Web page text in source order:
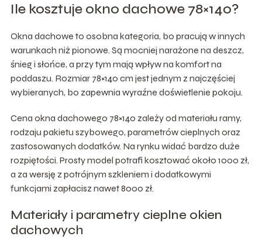
Ile kosztuje okno dachowe 78×140?
Okna dachowe to osobna kategoria, bo pracują w innych
warunkach niż pionowe. Są mocniej narażone na deszcz,
śnieg i słońce, a przy tym mają wpływ na komfort na
poddaszu. Rozmiar 78×140 cm jest jednym z najczęściej
wybieranych, bo zapewnia wyraźne doświetlenie pokoju.
Cena okna dachowego 78×140 zależy od materiału ramy,
rodzaju pakietu szybowego, parametrów cieplnych oraz
zastosowanych dodatków. Na rynku widać bardzo duże
rozpiętości. Prosty model potrafi kosztować około 1000 zł,
a za wersję z potrójnym szkleniem i dodatkowymi
funkcjami zapłacisz nawet 8000 zł.
Materiały i parametry cieplne okien
dachowych